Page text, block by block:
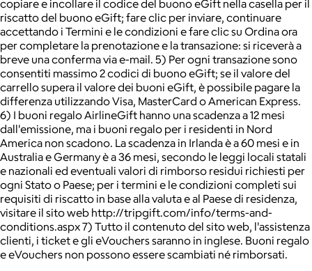
copiare e incollare il codice del buono eGift nella casella per il
riscatto del buono eGift; fare clic per inviare, continuare
accettando i Termini e le condizioni e fare clic su Ordina ora
per completare la prenotazione e la transazione: si riceverà a
breve una conferma via e-mail. 5) Per ogni transazione sono
consentiti massimo 2 codici di buono eGift; se il valore del
carrello supera il valore dei buoni eGift, è possibile pagare la
differenza utilizzando Visa, MasterCard o American Express.
6) I buoni regalo AirlineGift hanno una scadenza a 12 mesi
dall'emissione, ma i buoni regalo per i residenti in Nord
America non scadono. La scadenza in Irlanda è a 60 mesi e in
Australia e Germany è a 36 mesi, secondo le leggi locali statali
e nazionali ed eventuali valori di rimborso residui richiesti per
ogni Stato o Paese; per i termini e le condizioni completi sui
requisiti di riscatto in base alla valuta e al Paese di residenza,
visitare il sito web http://tripgift.com/info/terms-and-
conditions.aspx 7) Tutto il contenuto del sito web, l'assistenza
clienti, i ticket e gli eVouchers saranno in inglese. Buoni regalo
e eVouchers non possono essere scambiati né rimborsati.